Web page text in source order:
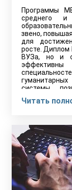
Программы
среднего
звено,
для
росте. Диплом
ВУЗа, но и
системы
бизнес сферы
практические
Читать